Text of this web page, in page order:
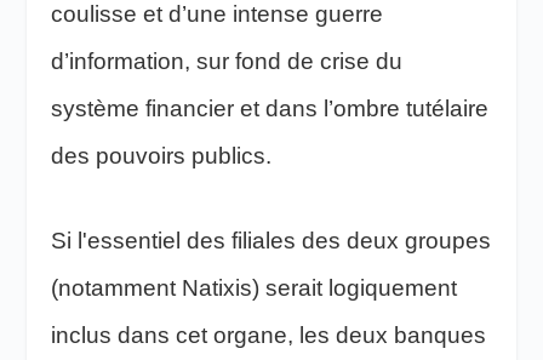
coulisse et d’une intense guerre
d’information, sur fond de crise du
système financier et dans l’ombre tutélaire
des pouvoirs publics.
Si l'essentiel des filiales des deux groupes
(notamment Natixis) serait logiquement
inclus dans cet organe, les deux banques